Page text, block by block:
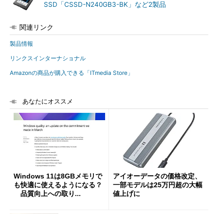
SSD「CSSD-N240GB3-BK」など2製品
関連リンク
製品情報
リンクスインターナショナル
Amazonの商品が購入できる「ITmedia Store」
あなたにオススメ
Windows 11は8GBメモリで
も快適に使えるようになる？
品質向上への取り...
アイオーデータの価格改定、
一部モデルは25万円超の大幅
値上げに